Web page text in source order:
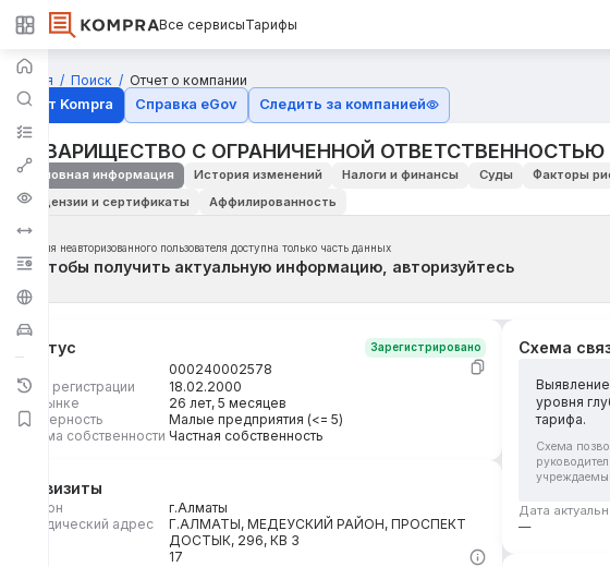
Все сервисыТарифы
Главная Поиск
Отчет о компании
Отчёт Kompra
Справка eGov Следить за компанией
ТОВАРИЩЕСТВО С ОГРАНИЧЕННОЙ
Основная информация История изменений Налоги и финансы Суды Факторы
Лицензии и сертификаты
Аффилированность
Для неавторизованного пользователя доступна только часть данных
Чтобы получить актуальную информацию, авторизуйтесь
Статус Зарегистрировано
000240002578
Дата регистрации
18.02.2000
На рынке
26 лет, 5 месяцев
Размерность
Малые предприятия (<= 5)
Форма собственности Частная собственность
Реквизиты
Регион
г.Алматы
Юридический адрес
Г.АЛМАТЫ, МЕДЕУСКИЙ РАЙОН, ПРОСПЕКТ
ДОСТЫК, 296, КВ 3
17
Схема
уровня
тарифа.
Схема
Дата
—